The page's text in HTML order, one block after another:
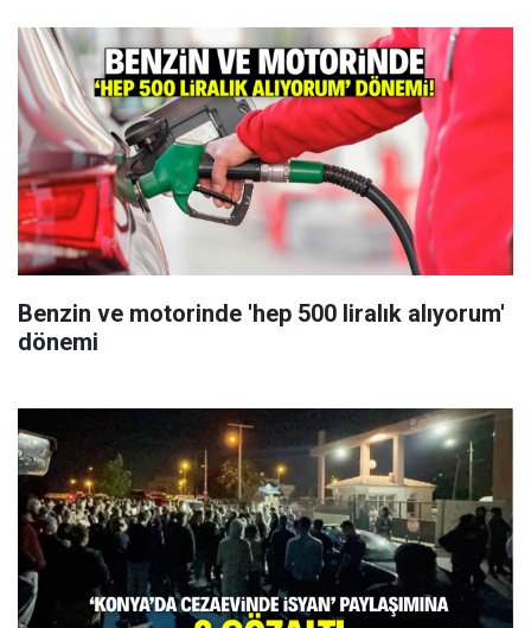
Benzin ve motorinde 'hep 500 liralık alıyorum'
dönemi